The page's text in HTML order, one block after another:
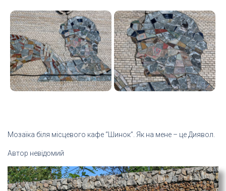
Мозаїка біля місцевого кафе “Шинок”. Як на мене – це Диявол.
Автор невідомий